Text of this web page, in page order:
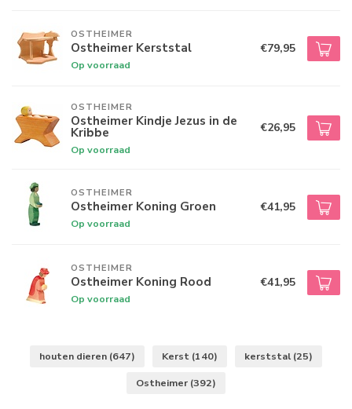
OSTHEIMER
Ostheimer Kerststal
Op voorraad
€79,95
OSTHEIMER
Ostheimer Kindje Jezus in de
Kribbe
Op voorraad
€26,95
OSTHEIMER
Ostheimer Koning Groen
Op voorraad
€41,95
OSTHEIMER
Ostheimer Koning Rood
Op voorraad
€41,95
houten dieren (647) Kerst (140) kerststal (25)
Ostheimer (392)